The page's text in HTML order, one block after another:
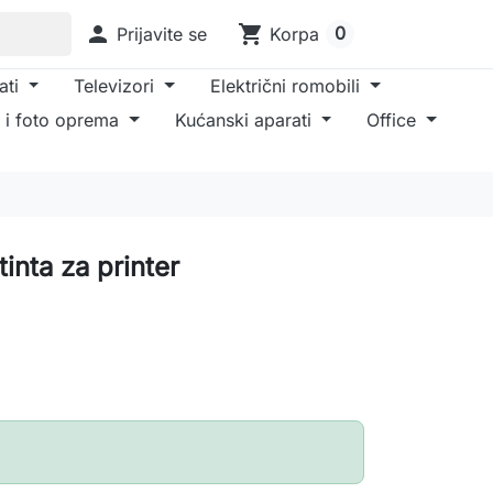
 Prijavite se shopping_cart Korpa 0
Televizori
Električni romobili
i foto oprema Kućanski aparati
Office
za printer